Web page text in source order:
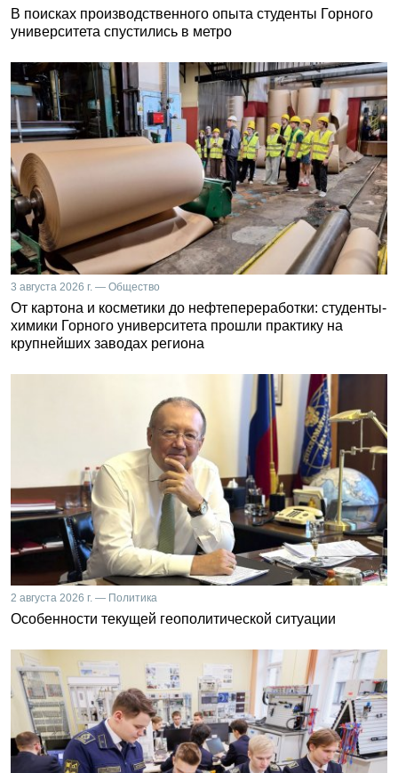
В поисках производственного опыта студенты Горного
университета спустились в метро
3 августа 2026 г. — Общество
От картона и косметики до нефтепереработки: студенты-
химики Горного университета прошли практику на
крупнейших заводах региона
2 августа 2026 г. — Политика
Особенности текущей геополитической ситуации